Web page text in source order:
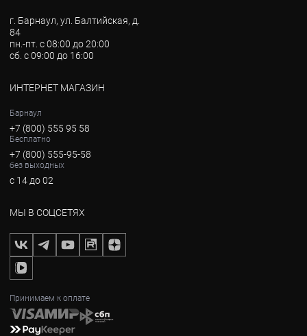
г. Барнаул, ул. Балтийская, д.
84
пн.-пт. с 08:00 до 20:00
сб. с 09:00 до 16:00
ИНТЕРНЕТ МАГАЗИН
Барнаул
+7 (800) 555 95 58
Бесплатно
+7 (800) 555-95-58
без выходных
с 14 до 02
МЫ В СОЦСЕТЯХ
Принимаем к оплате